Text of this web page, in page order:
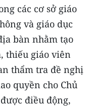
các cơ sở giáo
và giáo dục
bàn nhằm tạo
thiếu giáo viên
thẩm tra đề nghị
quyền cho Chủ
điều động,